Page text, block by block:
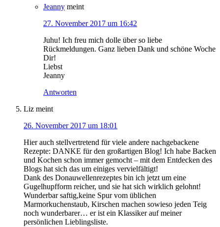
Jeanny meint
27. November 2017 um 16:42
Juhu! Ich freu mich dolle über so liebe
Rückmeldungen. Ganz lieben Dank und schöne Woche
Dir!
Liebst
Jeanny
Antworten
Liz meint
26. November 2017 um 18:01
Hier auch stellvertretend für viele andere nachgebackene
Rezepte: DANKE für den großartigen Blog! Ich habe Backen
und Kochen schon immer gemocht – mit dem Entdecken des
Blogs hat sich das um einiges vervielfältigt!
Dank des Donauwellenrezeptes bin ich jetzt um eine
Gugelhupfform reicher, und sie hat sich wirklich gelohnt!
Wunderbar saftig,keine Spur vom üblichen
Marmorkuchenstaub, Kirschen machen sowieso jeden Teig
noch wunderbarer… er ist ein Klassiker auf meiner
persönlichen Lieblingsliste.